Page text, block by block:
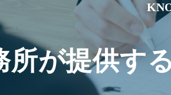
所が提供す